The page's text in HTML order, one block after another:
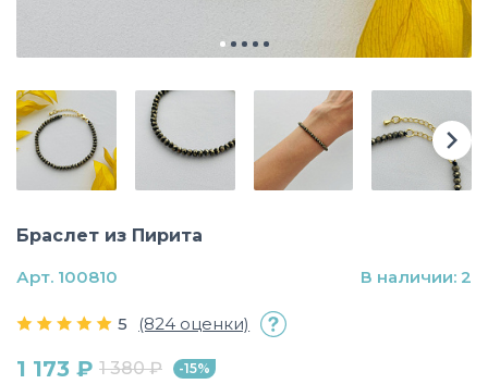
Браслет из Пирита
5 (824 оценки)
1 173 ₽ 1 380 ₽ -15%
Арт. 100810 В наличии: 2